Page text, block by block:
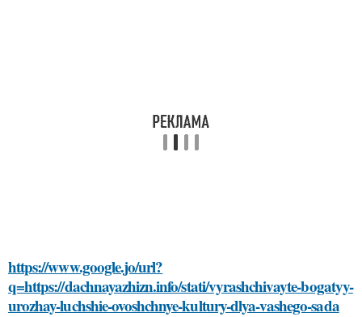
https://www.google.jo/url?
q=https://dachnayazhizn.info/stati/vyrashchivayte-bogatyy-
urozhay-luchshie-ovoshchnye-kultury-dlya-vashego-sada